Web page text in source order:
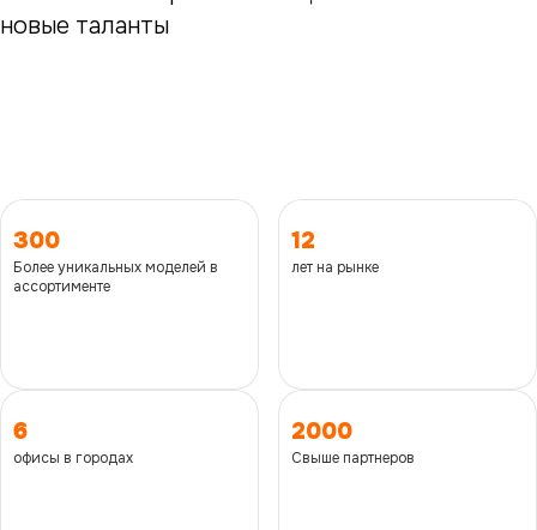
новые таланты
300
Более уникальных моделей в
ассортименте
12
лет на рынке
6
офисы в городах
2000
Свыше партнеров
2 000 ПАРТНЕРОВ - ЭТО